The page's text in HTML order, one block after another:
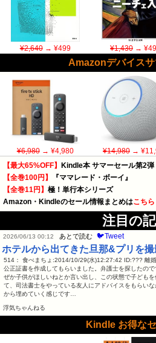
¥2,640→ ¥499 ¥1,430→
Amazonデバイス
¥6,980→ ¥4,980 ¥14,980→
【最大65%OFF】 Kindle本 サマーセール第2弾
【全巻100円】
『ママレード・ボーイ』
【全巻11円】 極！単行本シリーズ
Amazon・Kindleのセール情報まとめはこちら
注目の
2026/06/13 00:12 あとで読む 🐦Tweet
ホテルから出てきた旦那&プリを
514： 食べまちょ:2014/10/29(水)12:27:42 ID:??? 離婚
公正証書を作成してもらいました。弁護士を探したの
ぜか子供がほしいねとか言い出し、この状態で子ども
て、司法書士をやっている友人にアドバイスをもらい
から埋めていく感じです…
浮気ちゃんねる
Kindle お得な